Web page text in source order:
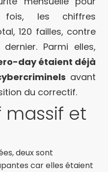
les chiffres
120 failles, contre
Parmi elles,
day étaient déjà
avant
du correctif.
massif et
deux sont
car elles étaient